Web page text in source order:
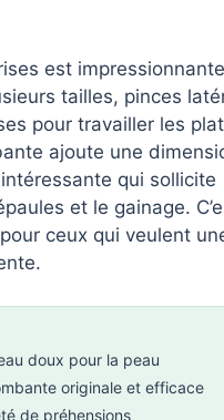
est
tailles, pinces
pour travailler les
ajoute une
qui sollicite
et le gainage.
ceux qui veulent
doux pour la peau
originale et efficace
de préhensions